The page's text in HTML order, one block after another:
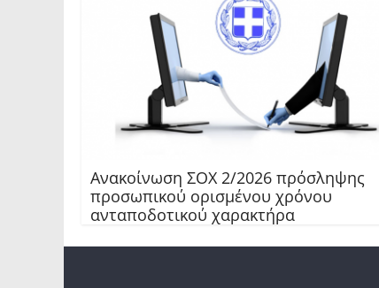
Ανακοίνωση ΣΟΧ 2/2026 πρόσληψης
προσωπικού ορισμένου χρόνου
ανταποδοτικού χαρακτήρα